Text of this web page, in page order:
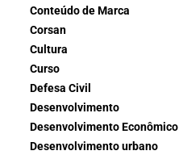
Conteúdo de Marca
Corsan
Cultura
Curso
Defesa Civil
Desenvolvimento
Desenvolvimento Econômico
Desenvolvimento urbano